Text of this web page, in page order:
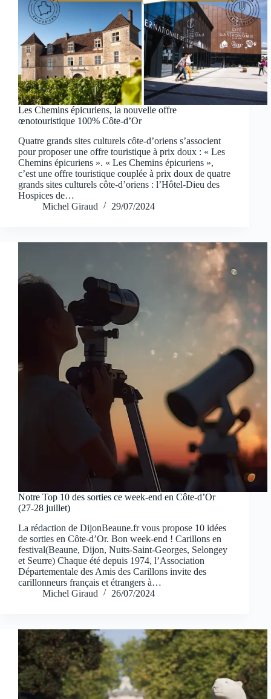
Les Chemins épicuriens, la nouvelle offre
œnotouristique 100% Côte-d’Or
Quatre grands sites culturels côte-d’oriens s’associent
pour proposer une offre touristique à prix doux : « Les
Chemins épicuriens ». « Les Chemins épicuriens »,
c’est une offre touristique couplée à prix doux de quatre
grands sites culturels côte-d’oriens : l’Hôtel-Dieu des
Hospices de…
Michel Giraud
29/07/2024
Notre Top 10 des sorties ce week-end en Côte-d’Or
(27-28 juillet)
La rédaction de DijonBeaune.fr vous propose 10 idées
de sorties en Côte-d’Or. Bon week-end ! Carillons en
festival(Beaune, Dijon, Nuits-Saint-Georges, Selongey
et Seurre) Chaque été depuis 1974, l’Association
Départementale des Amis des Carillons invite des
carillonneurs français et étrangers à…
Michel Giraud
26/07/2024